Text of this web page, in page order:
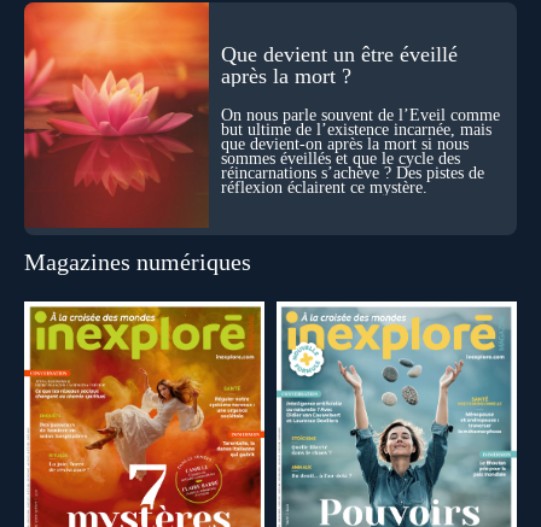
Que devient un être éveillé
après la mort ?
On nous parle souvent de l’Éveil comme
but ultime de l’existence incarnée, mais
que devient-on après la mort si nous
sommes éveillés et que le cycle des
réincarnations s’achève ? Des pistes de
réflexion éclairent ce mystère.
Magazines numériques